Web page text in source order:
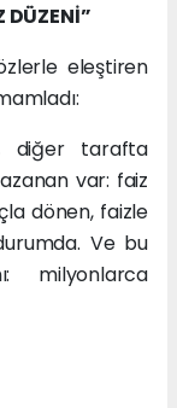
DÜZENİ”
eleştiren
diğer tarafta
var: faiz
dönen, faizle
Ve bu
milyonlarca